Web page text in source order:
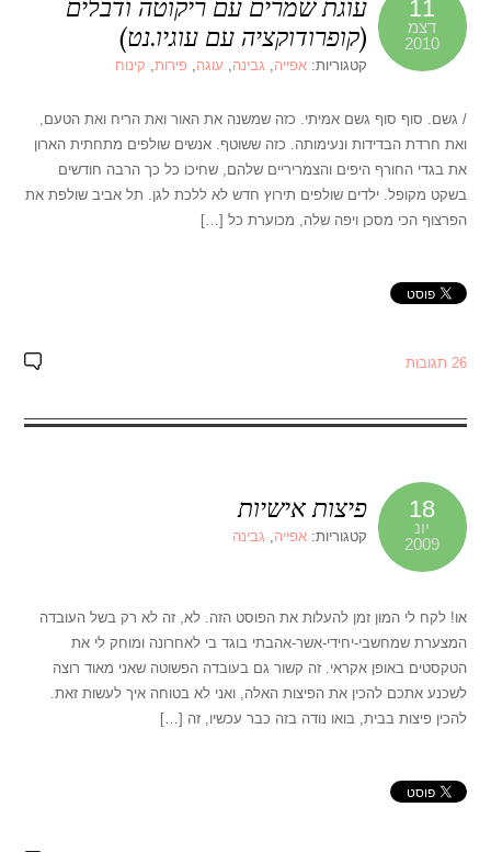
11
דצמ
2010
עוגת שמרים עם ריקוטה ודבלים
(קופרודוקציה עם עוגיו.נט)
קטגוריות:אפייה, גבינה, עוגה,פירות, קינוח
/ גשם. סוף סוף גשם אמיתי. כזה שמשנה את האור ואת הריח ואת הטעם,
ואת חרדת הבדידות ונעימותה. כזה ששוטף. אנשים שולפים מתחתית הארון
את בגדי החורף היפים והצמריריים שלהם, שחיכו כל כך הרבה חודשים
בשקט מקופל. ילדים שולפים תירוץ חדש לא ללכת לגן. תל אביב שולפת את
הפרצוף הכי מסכן ויפה שלה, מכוערת כל […]
26 תגובות
18
יונ
2009
פיצות אישיות
קטגוריות:אפייה, גבינה
או! לקח לי המון זמן להעלות את הפוסט הזה. לא, זה לא רק בשל העובדה
המצערת שמחשבי-יחידי-אשר-אהבתי בוגד בי לאחרונה ומוחק לי את
הטקסטים באופן אקראי. זה קשור גם בעובדה הפשוטה שאני מאוד רוצה
לשכנע אתכם להכין את הפיצות האלה, ואני לא בטוחה איך לעשות זאת.
להכין פיצות בבית, בואו נודה בזה כבר עכשיו, זה […]